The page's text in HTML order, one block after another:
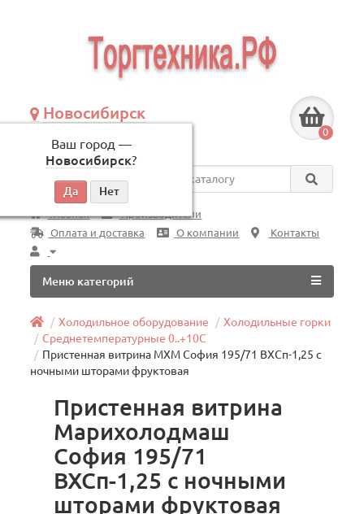
Новосибирск
Ваш город —
Новосибирск?
по будням, с 09:00 до 18:00
0
Везде
Главная
Производители
Оплата и доставка
О компании Контакты
Меню категорий
Холодильное оборудование
Холодильные горки
Среднетемпературные 0..+10C
Пристенная витрина МХМ София 195/71 ВХСп-1,25 с
ночными шторами фруктовая
Пристенная витрина
Марихолодмаш
София 195/71
ВХСп-1,25 с ночными
шторами фруктовая